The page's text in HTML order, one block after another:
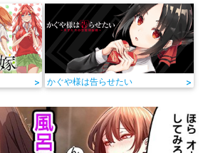
> かぐや様は告らせたい >